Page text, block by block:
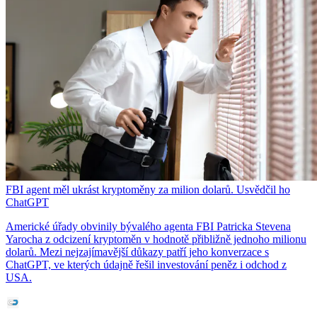
FBI agent měl ukrást kryptoměny za milion dolarů. Usvědčil ho
ChatGPT
Americké úřady obvinily bývalého agenta FBI Patricka Stevena
Yarocha z odcizení kryptoměn v hodnotě přibližně jednoho milionu
dolarů. Mezi nejzajímavější důkazy patří jeho konverzace s
ChatGPT, ve kterých údajně řešil investování peněz i odchod z
USA.